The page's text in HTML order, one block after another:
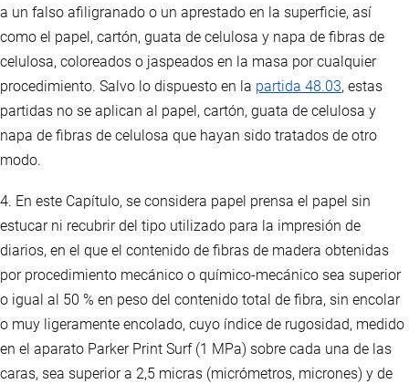
a un falso afiligranado o un aprestado en la superficie, así
como el papel, cartón, guata de celulosa y napa de fibras de
celulosa, coloreados o jaspeados en la masa por cualquier
procedimiento. Salvo lo dispuesto en la partida 48.03, estas
partidas no se aplican al papel, cartón, guata de celulosa y
napa de fibras de celulosa que hayan sido tratados de otro
modo.
4. En este Capítulo, se considera papel prensa el papel sin
estucar ni recubrir del tipo utilizado para la impresión de
diarios, en el que el contenido de fibras de madera obtenidas
por procedimiento mecánico o químico-mecánico sea superior
o igual al 50 % en peso del contenido total de fibra, sin encolar
o muy ligeramente encolado, cuyo índice de rugosidad, medido
en el aparato Parker Print Surf (1 MPa) sobre cada una de las
caras, sea superior a 2,5 micras (micrómetros, micrones) y de